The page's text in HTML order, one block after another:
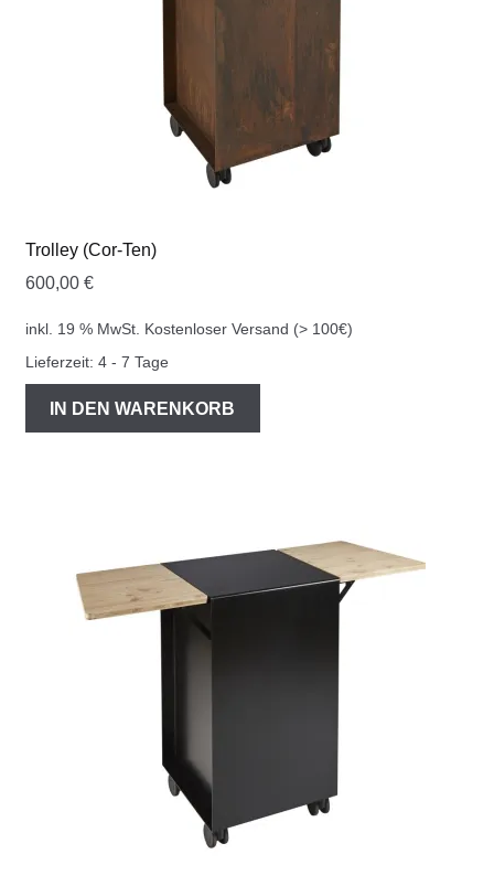
Trolley (Cor-Ten)
600,00 €
inkl. 19 % MwSt. Kostenloser Versand (> 100€)
Lieferzeit: 4 - 7 Tage
IN DEN WARENKORB